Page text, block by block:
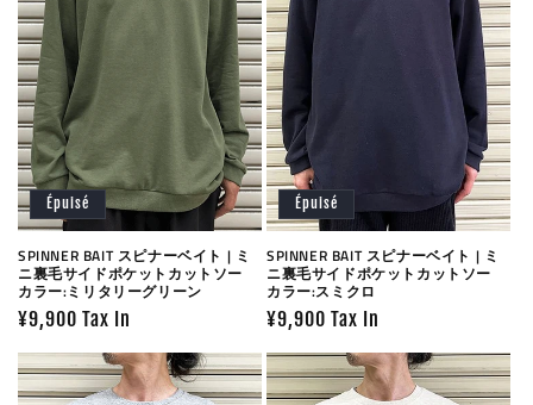
Épuisé
SPINNER BAIT スピナーベイト | ミ
ニ裏毛サイドポケットカットソー
カラー:ミリタリーグリーン
Prix
¥9,900 Tax In
Épuisé
SPINNER BAIT スピナーベイト | ミ
ニ裏毛サイドポケットカットソー
カラー:スミクロ
Prix
¥9,900 Tax In